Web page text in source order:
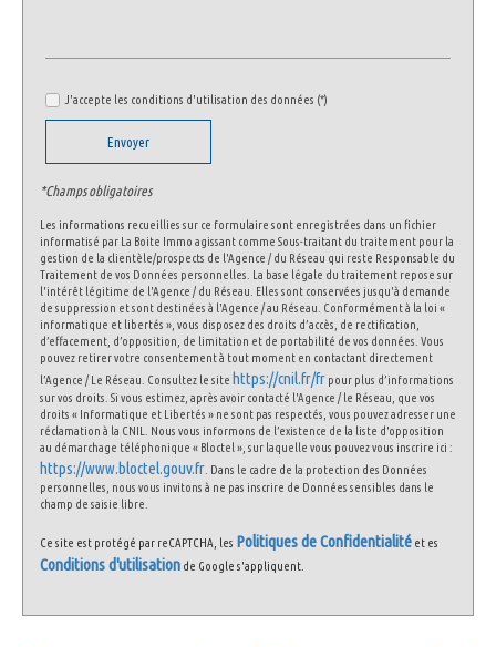
Nombre d'enfants par famille
Familles sans enfant
Familles avec 1 ou 2 enfants
Maisons
26,60 %
Appartements
73,40 %
Familles avec 3 enfants
3,25 %
J'accepte les conditions d'utilisation des données (*)
Envoyer
*Champs obligatoires
Les informations recueillies sur ce formulaire sont enregistrées dans un fichier
informatisé par La Boite Immo agissant comme Sous-traitant du traitement pour la
gestion de la clientèle/prospects de l'Agence / du Réseau qui reste Responsable du
Traitement de vos Données personnelles. La base légale du traitement repose sur
l'intérêt légitime de l'Agence / du Réseau. Elles sont conservées jusqu'à demande
de suppression et sont destinées à l'Agence / au Réseau. Conformément à la loi «
informatique et libertés », vous disposez des droits d’accès, de rectification,
d’effacement, d’opposition, de limitation et de portabilité de vos données. Vous
pouvez retirer votre consentement à tout moment en contactant directement
l’Agence / Le Réseau. Consultez le site https://cnil.fr/fr pour plus d’informations
sur vos droits. Si vous estimez, après avoir contacté l'Agence / le Réseau, que vos
droits « Informatique et Libertés » ne sont pas respectés, vous pouvez adresser une
réclamation à la CNIL. Nous vous informons de l’existence de la liste d'opposition
au démarchage téléphonique « Bloctel », sur laquelle vous pouvez vous inscrire ici :
https://www.bloctel.gouv.fr . Dans le cadre de la protection des Données
personnelles, nous vous invitons à ne pas inscrire de Données sensibles dans le
champ de saisie libre.
Ce site est protégé par reCAPTCHA, les Politiques de Confidentialité et es
Conditions d'utilisation de Google s'appliquent.